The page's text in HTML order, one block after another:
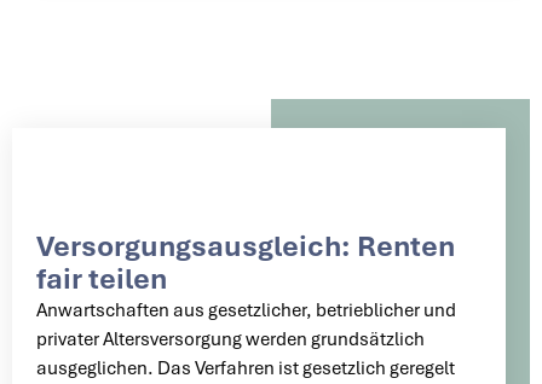
Versorgungsausgleich: Renten
fair teilen
Anwartschaften aus gesetzlicher, betrieblicher und
privater Altersversorgung werden grundsätzlich
ausgeglichen. Das Verfahren ist gesetzlich geregelt